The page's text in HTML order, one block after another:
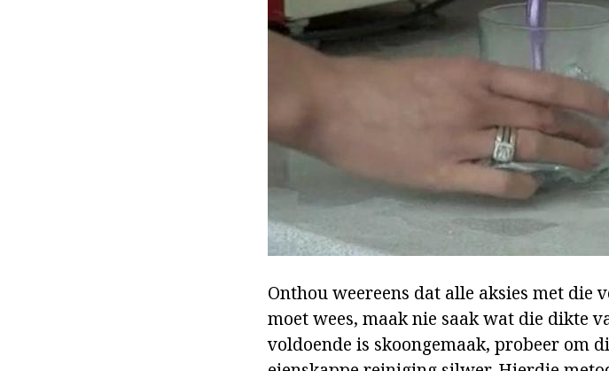
Onthou weereens dat alle aksies met
moet wees, maak nie saak wat die dikte
voldoende is skoongemaak, probeer om